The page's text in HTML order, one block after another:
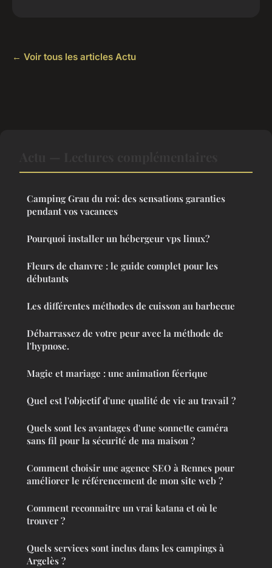
← Voir tous les articles Actu
Camping Grau du roi: des sensations garanties
pendant vos vacances
Pourquoi installer un hébergeur vps linux?
Fleurs de chanvre : le guide complet pour les
débutants
Les différentes méthodes de cuisson au barbecue
Débarrassez de votre peur avec la méthode de
l'hypnose.
Magie et mariage : une animation féerique
Quel est l'objectif d'une qualité de vie au travail ?
Quels sont les avantages d'une sonnette caméra
sans fil pour la sécurité de ma maison ?
Comment choisir une agence SEO à Rennes pour
améliorer le référencement de mon site web ?
Comment reconnaitre un vrai katana et où le
trouver ?
Quels services sont inclus dans les campings à
Argelès ?